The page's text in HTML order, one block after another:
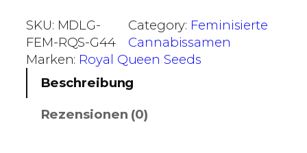
9
5
,
0
l
a
t
o
SKU: MDLG-
FEM-RQS-G44
Category: Feminisierte
Cannabissamen
Marken: Royal Queen Seeds
Beschreibung
Rezensionen (0)